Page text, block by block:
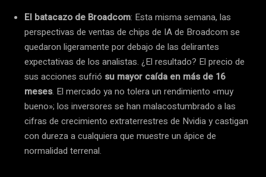
El batacazo de Broadcom: Esta misma semana, las
perspectivas de ventas de chips de IA de Broadcom se
quedaron ligeramente por debajo de las delirantes
expectativas de los analistas. ¿El resultado? El precio de
sus acciones sufrió su mayor caída en más de 16
meses. El mercado ya no tolera un rendimiento «muy
bueno»; los inversores se han malacostumbrado a las
cifras de crecimiento extraterrestres de Nvidia y castigan
con dureza a cualquiera que muestre un ápice de
normalidad terrenal.